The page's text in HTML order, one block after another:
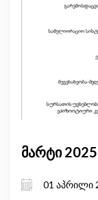
მარტი
01 აპრილი